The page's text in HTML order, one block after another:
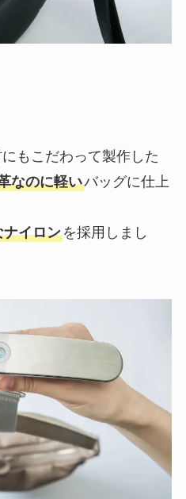
もこだわって製作した
なのに軽いバッグに仕上
ナイロンを採用しまし